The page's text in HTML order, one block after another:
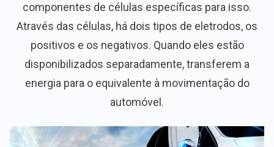
componentes de células específicas para isso.
Através das células, há dois tipos de eletrodos, os
positivos e os negativos. Quando eles estão
disponibilizados separadamente, transferem a
energia para o equivalente à movimentação do
automóvel.